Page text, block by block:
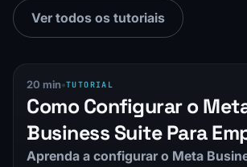
Ver todos os tutoriais
20 min•TUTORIAL
Como Configurar o
Business Suite Para
Aprenda a configurar o Meta